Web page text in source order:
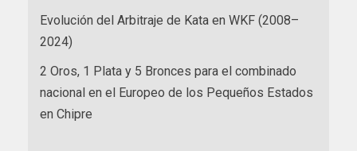
Evolución del Arbitraje de Kata en WKF (2008–
2024)
2 Oros, 1 Plata y 5 Bronces para el combinado
nacional en el Europeo de los Pequeños Estados
en Chipre